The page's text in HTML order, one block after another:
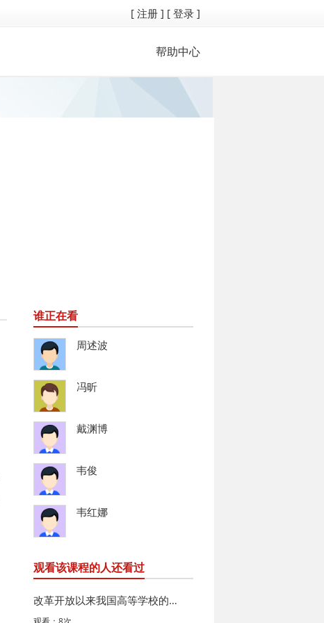
[ 注册 ] [ 登录 ]
帮助中心
谁正在看
周述波
冯昕
戴渊博
韦俊
韦红娜
观看该课程的人还看过
改革开放以来我国高等学校的法治建设及其时代发展